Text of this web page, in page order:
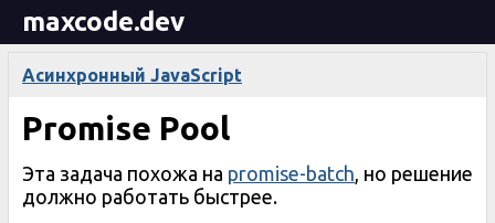
maxcode.dev
Асинхронный JavaScript
Promise Pool
Эта задача похожа на promise-batch, но решение
должно работать быстрее.